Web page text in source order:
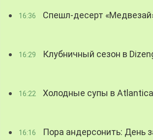
16:36 Спешл-десерт
16:29 Клубничный сезон в
16:22 Холодные супы в
16:16
Пора андерсонить: День